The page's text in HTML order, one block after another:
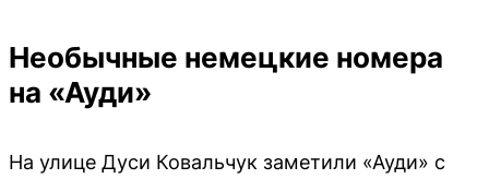
Необычные немецкие номера
на «Ауди»
На улице Дуси Ковальчук заметили «Ауди» с